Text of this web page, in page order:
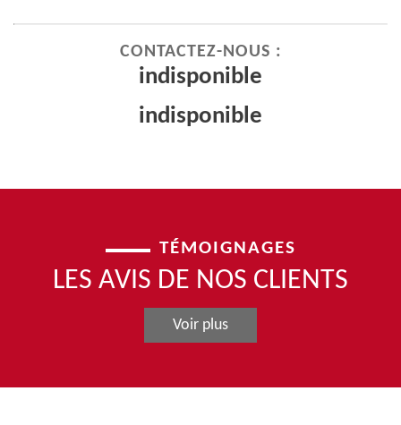
CONTACTEZ-NOUS :
indisponible
indisponible
TÉMOIGNAGES
LES AVIS DE NOS CLIENTS
Voir plus